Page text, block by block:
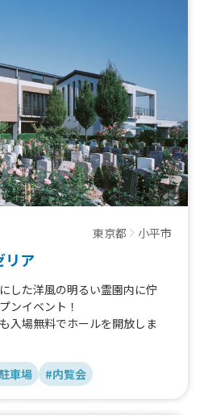
東京都 小平市
リア
した洋風の明るい霊園内に佇
ンイベント！
入場無料でホールを開放しま
みしませんか？
に咲き誇る「バラ咲く聖園 花
車場 #内覧会